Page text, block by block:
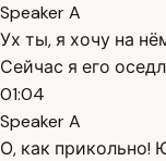
Speaker A
Ух ты, я хочу на
Сейчас я его
01:04
Speaker A
О, как прикольно!